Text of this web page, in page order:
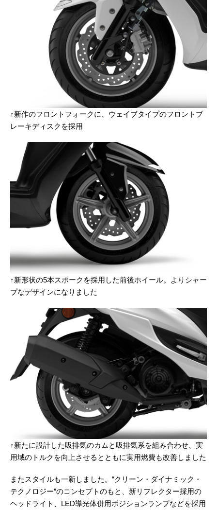
↑新作のフロントフォークに、ウェイブタイプのフロントブ
レーキディスクを採用
↑新形状の5本スポークを採用した前後ホイール。よりシャー
プなデザインになりました
↑新たに設計した吸排気のカムと吸排気系を組み合わせ、実
用域のトルクを向上させるとともに実用燃費も改善しました
またスタイルも一新しました。“クリーン・ダイナミック・
テクノロジー”のコンセプトのもと、新リフレクター採用の
ヘッドライト、LED導光体併用ポジションランプなどを採用